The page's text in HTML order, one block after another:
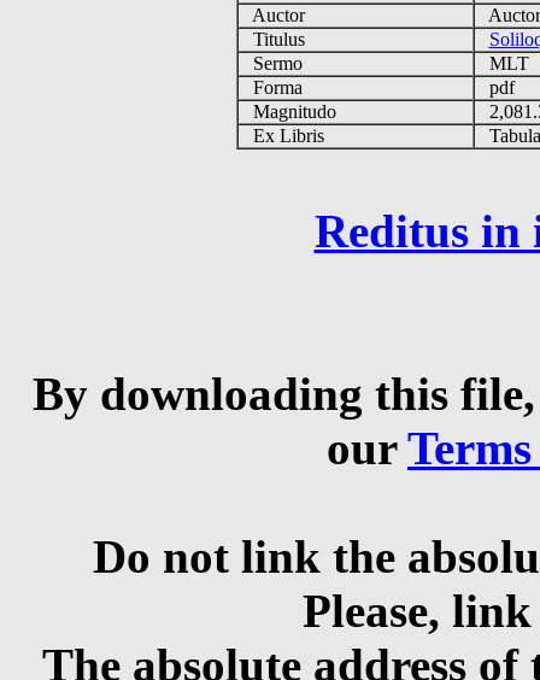
Auctor
Titulus
Sermo
MLT
Forma
pdf
Magnitudo
Ex Libris
Reditus in
By downloading this
our
Do not link the
Please,
The absolute address